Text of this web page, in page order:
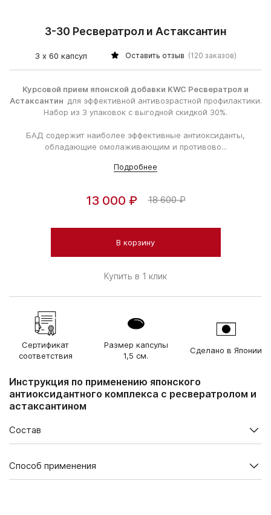
3-30 Ресвератрол и Астаксантин
3 х 60 капсул Оставить отзыв (120 заказов)
Курсовой прием японской добавки KWC Ресвератрол и
Астаксантин для эффективной антивозрастной профилактики.
Набор из 3 упаковок с выгодной скидкой 30%.
БАД содержит наиболее эффективные антиоксиданты,
обладающие омолаживающим и противово...
Подробнее
13 000 ₽ 18 600 ₽
В корзину
Купить в 1 клик
Сертификат
соответствия
Размер капсулы
1,5 см.
Сделано в Японии
Инструкция по применению японского
антиоксидантного комплекса с ресвератролом и
астаксантином
Состав
Ресвератрол (из красного
винограда)
4,0
Способ применения